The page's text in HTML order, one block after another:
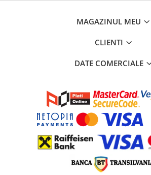
MAGAZINUL MEU
CLIENTI
DATE COMERCIALE